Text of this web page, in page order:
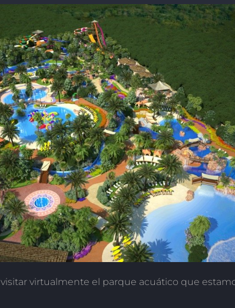
virtualmente el parque acuático que